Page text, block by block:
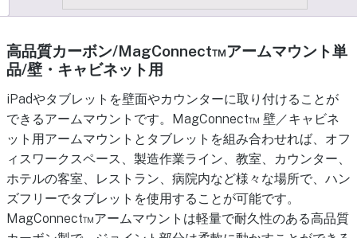
高品質カーボン/MagConnect™アームマウント単
品/壁・キャビネット用
iPadやタブレットを壁面やカウンターに取り付けることが
できるアームマウントです。MagConnect™ 壁／キャビネ
ット用アームマウントとタブレットを組み合わせれば、オフ
ィスワークスペース、製造作業ライン、教室、カウンター、
ホテルの客室、レストラン、病院内など様々な場所で、ハン
ズフリーでタブレットを使用することが可能です。
MagConnect™アームマウントは軽量で耐久性のある高品質